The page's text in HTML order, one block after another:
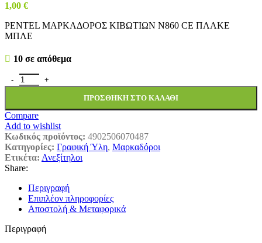
1,00 €
ΡΕΝΤΕL ΜΑΡΚΑΔΟΡΟΣ ΚΙΒΩΤΙΩΝ Ν860 CΕ ΠΛΑΚΕ
ΜΠΛΕ
10 σε απόθεμα
ΡΕΝΤΕL ΜΑΡΚΑΔΟΡΟΣ ΚΙΒΩΤΙΩΝ Ν860 CΕ ΠΛΑΚΕ ΜΠΛΕ
ΠΡΟΣΘΉΚΗ ΣΤΟ ΚΑΛΆΘΙ
Compare
Add to wishlist
Κωδικός προϊόντος: 4902506070487
Κατηγορίες: Γραφική Ύλη, Μαρκαδόροι
Ετικέτα: Ανεξίτηλοι
Share:
Περιγραφή
Επιπλέον πληροφορίες
Αποστολή & Μεταφορικά
Περιγραφή